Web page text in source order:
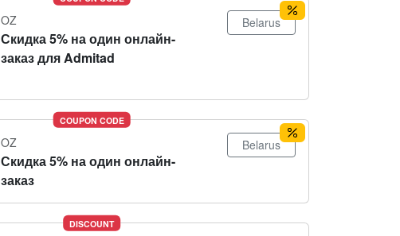
OZ
Скидка 5% на один онлайн-
заказ для Admitad
Belarus
COUPON CODE
OZ
Скидка 5% на один онлайн-
заказ
Belarus
DISCOUNT